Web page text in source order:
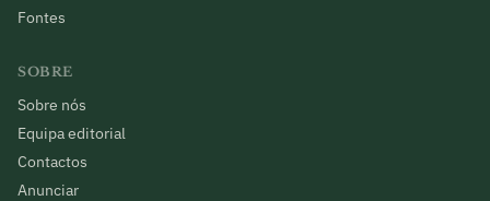
Fontes
SOBRE
Sobre nós
Equipa editorial
Contactos
Anunciar